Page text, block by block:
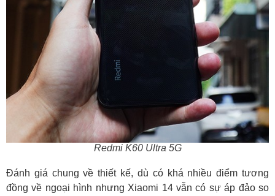
Redmi K60 Ultra 5G
Đánh giá chung về thiết kế, dù có khá nhiều điểm tương
đồng về ngoại hình nhưng Xiaomi 14 vẫn có sự áp đảo so